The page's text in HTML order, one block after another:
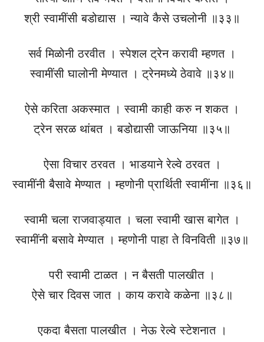
श्री स्वामींसी बडोद्यास । न्यावे कैसे उचलोनी ॥३३॥
सर्व मिळोनी ठरवीत । स्पेशल ट्रेन करावी म्हणत ।
स्वामींसी घालोनी मेण्यात । ट्रेनमध्ये ठेवावे ॥३४॥
ऐसे करिता अकस्मात । स्वामी काही करु न शकत ।
ट्रेन सरळ थांबत । बडोद्यासी जाऊनिया ॥३५॥
ऐसा विचार ठरवत । भाडयाने रेल्वे ठरवत ।
स्वामींनी बैसावे मेण्यात । म्हणोनी प्रार्थिती स्वामींना ॥३६॥
स्वामी चला राजवाड्यात । चला स्वामी खास बागेत ।
स्वामींनी बसावे मेण्यात । म्हणोनी पाहा ते विनविती ॥३७॥
परी स्वामी टाळत । न बैसती पालखीत ।
ऐसे चार दिवस जात । काय करावे कळेना ॥३८॥
एकदा बैसता पालखीत । नेऊ रेल्वे स्टेशनात ।